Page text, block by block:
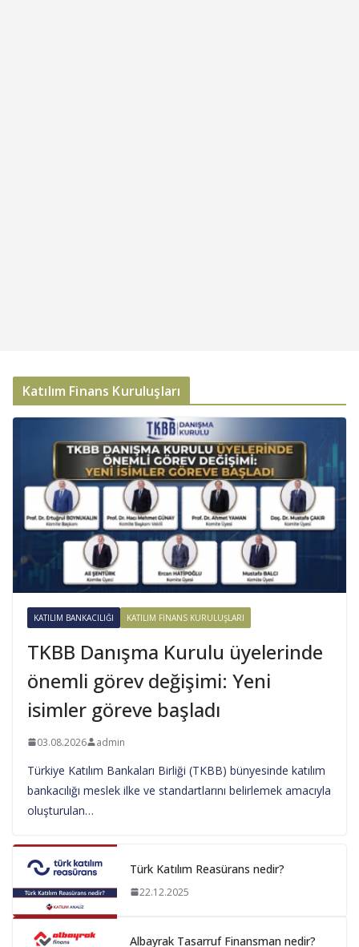
Katılım Finans Kuruluşları
KATILIM BANKACILIĞI KATILIM FINANS KURULUŞLARI
TKBB Danışma Kurulu üyelerinde
önemli görev değişimi: Yeni
isimler göreve başladı
03.08.2026 admin
Türkiye Katılım Bankaları Birliği (TKBB) bünyesinde katılım
bankacılığı meslek ilke ve standartlarını belirlemek amacıyla
oluşturulan…
Türk Katılım Reasürans nedir?
22.12.2025
Albayrak Tasarruf Finansman nedir?